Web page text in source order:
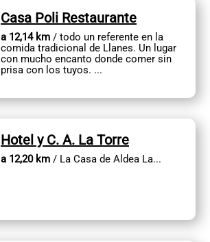
Casa Poli Restaurante
a 12,14 km / todo un referente en la
comida tradicional de Llanes. Un lugar
con mucho encanto donde comer sin
prisa con los tuyos. ...
Hotel y C. A. La Torre
a 12,20 km / La Casa de Aldea La...